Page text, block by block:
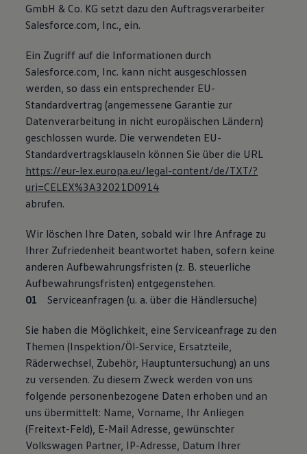
GmbH & Co. KG setzt dazu den Auftragsverarbeiter
Salesforce.com, Inc., ein.
Ein Zugriff auf die Informationen durch
Salesforce.com, Inc. kann nicht ausgeschlossen
werden, so dass ein entsprechender EU-
Standardvertrag (angemessene Garantie zur
Datenverarbeitung in nicht europäischen Ländern)
geschlossen wurde. Die verwendeten EU-
Standardvertragsklauseln können Sie über die URL
https://eur-lex.europa.eu/legal-content/de/TXT/?
uri=CELEX%3A32021D0914
abrufen.
Wir löschen Ihre Daten, sobald wir Ihre Anfrage zu
Ihrer Zufriedenheit beantwortet haben, sofern keine
anderen Aufbewahrungsfristen (z. B. steuerliche
Aufbewahrungsfristen) entgegenstehen.
Serviceanfragen (u. a. über die Händlersuche)
Sie haben die Möglichkeit, eine Serviceanfrage zu den
Themen (Inspektion/Öl-Service, Ersatzteile,
Räderwechsel, Zubehör, Hauptuntersuchung) an uns
zu versenden. Zu diesem Zweck werden von uns
folgende personenbezogene Daten erhoben und an
uns übermittelt: Name, Vorname, Ihr Anliegen
(Freitext-Feld), E-Mail Adresse, gewünschter
Volkswagen Partner, IP-Adresse, Datum Ihrer